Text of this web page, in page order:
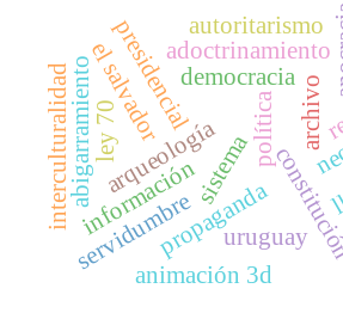
archivo
política
arqueología
democracia
presidencial
sistema
el salvador
informaciónpropaganda
servidumbre
adoctrinamiento
animación 3d
uruguay
abigarramiento
autoritarismo
interculturalidad ley 70